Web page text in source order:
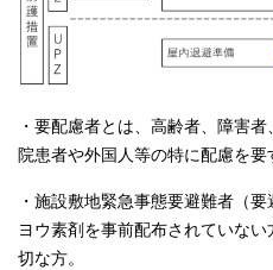
・要配慮者とは、高齢者、障害
院患者や外国人等の特に配慮を要
・施設敷地緊急事態要避難者（
ヨウ素剤を事前配布されていな
切な方。